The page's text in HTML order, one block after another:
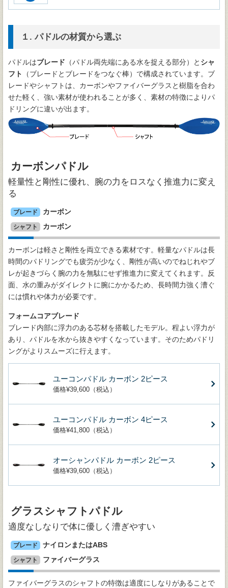
１. パドルの材質から選ぶ
パドルはブレード （パドル両先端にある水を捉える部分）と シャ
フト
（ブレードとブレードをつなぐ棒）で構成されています。ブ
レードやシャフトは、カーボンやファイバーグラスと樹脂を合わ
せた軽く、強い素材が使われることが多く、素材の特徴によりパ
ドリングに違いが出ます。
カーボンパドル
軽量性と剛性に優れ、腕の力をロスなく推進力に変え
る
ブレード カーボン
シャフト カーボン
カーボンは軽さと剛性を両立できる素材です。軽量なパドルは長
時間のパドリングでも疲労が少なく、剛性が高いのでねじれやブ
レが起きづらく腕の力を無駄にせず推進力に変えてくれます。反
面、水の重みがダイレクトに腕にかかるため、長時間力強く漕ぐ
には慣れや体力が必要です。
フォームコアブレード
ブレード内部に浮力のある芯材を搭載したモデル。程よい浮力が
あり、パドルを水から抜きやすくなっています。そのためパドリ
ングがよりスムーズに行えます。
ユーコンパドル カーボン 2ピース
価格¥39,600（税込）
ユーコンパドル カーボン 4ピース
価格¥41,800（税込）
オーシャンパドル カーボン 2ピース
価格¥39,600（税込）
グラスシャフトパドル
適度なしなりで体に優しく漕ぎやすい
ブレード ナイロンまたはABS
シャフト ファイバーグラス
ファイバーグラスのシャフトの特徴は適度にしなりがあることで